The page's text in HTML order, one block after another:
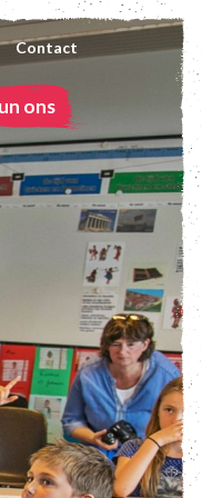
Contact
ons